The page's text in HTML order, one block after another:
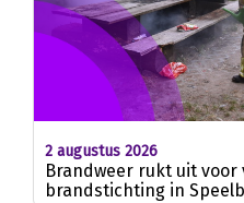
2 augustus 2026
Brandweer rukt uit voor
brandstichting in